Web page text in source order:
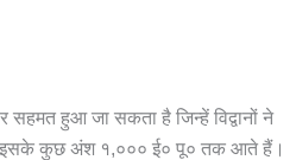
सहमत हुआ जा सकता है जिन्हें विद्वानों ने
इसके कुछ अंश १,००० ई० पू० तक आते हैं।